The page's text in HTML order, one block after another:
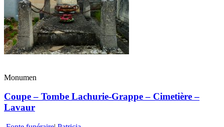
Monumen
Coupe – Tombe Lachurie-Grappe – Cimetière –
Lavaur